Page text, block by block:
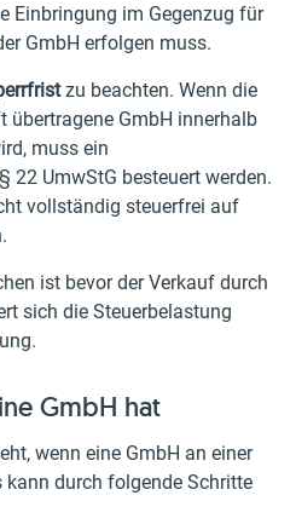
Einbringung im Gegenzug für
GmbH erfolgen muss.
zu beachten. Wenn die
GmbH innerhalb
muss ein
22 UmwStG besteuert werden.
vollständig steuerfrei auf
ist bevor der Verkauf durch
sich die Steuerbelastung
GmbH hat
wenn eine GmbH an einer
kann durch folgende Schritte